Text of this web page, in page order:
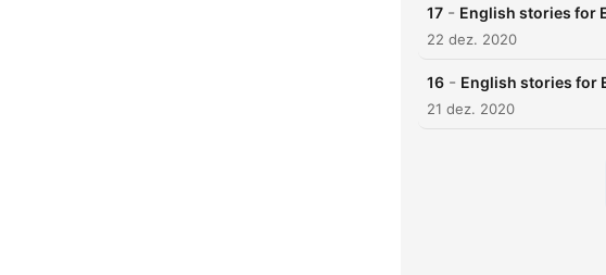
17 - English stories for
22 dez. 2020
16 - English stories for
21 dez. 2020